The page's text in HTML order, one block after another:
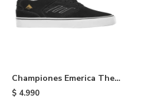
Championes Emerica The
Low Vulc - Black/gold
$ 4.990